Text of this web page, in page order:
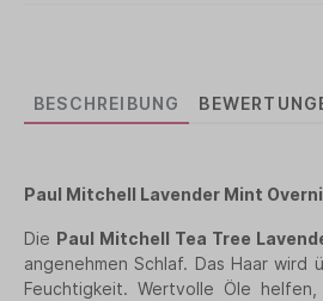
BESCHREIBUNG
Paul Mitchell Lavender Mint
Die Paul Mitchell Tea Tree
angenehmen Schlaf. Das Haar
Feuchtigkeit. Wertvolle Öle